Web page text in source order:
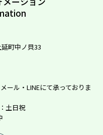
町中ノ貝33
ール・LINEにて承っておりま
土日祝